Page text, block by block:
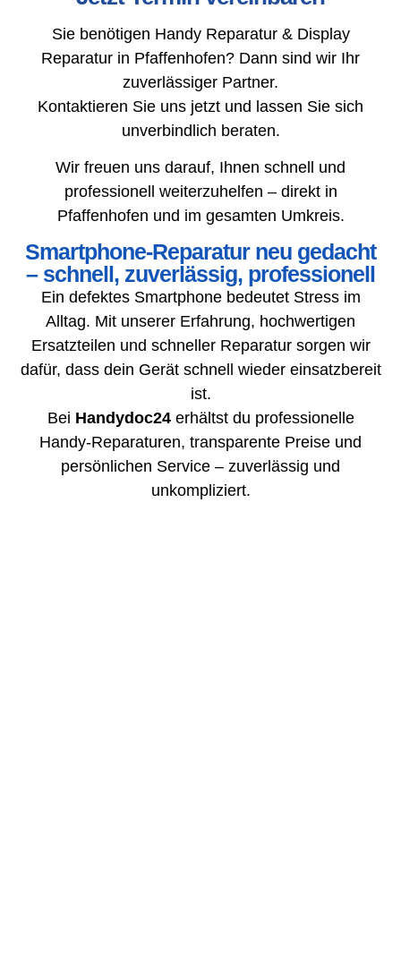
Sie benötigen Handy Reparatur & Display
Reparatur in Pfaffenhofen? Dann sind wir Ihr
zuverlässiger Partner.
Kontaktieren Sie uns jetzt und lassen Sie sich
unverbindlich beraten.
Wir freuen uns darauf, Ihnen schnell und
professionell weiterzuhelfen – direkt in
Pfaffenhofen und im gesamten Umkreis.
Smartphone-Reparatur neu gedacht
– schnell, zuverlässig, professionell
Ein defektes Smartphone bedeutet Stress im
Alltag. Mit unserer Erfahrung, hochwertigen
Ersatzteilen und schneller Reparatur sorgen wir
dafür, dass dein Gerät schnell wieder einsatzbereit
ist.
Bei Handydoc24erhältst du professionelle
Handy-Reparaturen, transparente Preise und
persönlichen Service – zuverlässig und
unkompliziert.